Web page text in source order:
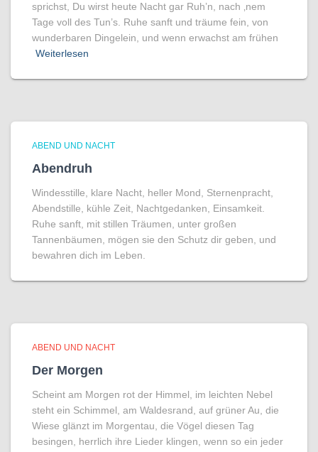
sprichst, Du wirst heute Nacht gar Ruh’n, nach ‚nem
Tage voll des Tun’s. Ruhe sanft und träume fein, von
wunderbaren Dingelein, und wenn erwachst am frühen
Weiterlesen
ABEND UND NACHT
Abendruh
Windesstille, klare Nacht, heller Mond, Sternenpracht,
Abendstille, kühle Zeit, Nachtgedanken, Einsamkeit.
Ruhe sanft, mit stillen Träumen, unter großen
Tannenbäumen, mögen sie den Schutz dir geben, und
bewahren dich im Leben.
ABEND UND NACHT
Der Morgen
Scheint am Morgen rot der Himmel, im leichten Nebel
steht ein Schimmel, am Waldesrand, auf grüner Au, die
Wiese glänzt im Morgentau, die Vögel diesen Tag
besingen, herrlich ihre Lieder klingen, wenn so ein jeder